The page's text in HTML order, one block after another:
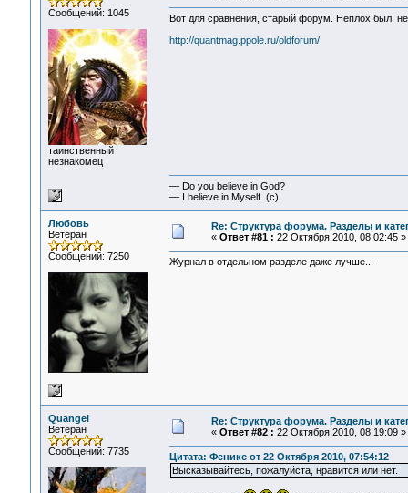
Сообщений: 1045
таинственный
незнакомец
Вот для сравнения, старый форум. Неплох был,
http://quantmag.ppole.ru/oldforum/
— Do you believe in God?
— I believe in Myself. (c)
Любовь
Ветеран
Сообщений: 7250
Re: Структура форума. Разделы и
« Ответ #81 : 22 Октября 2010, 08:02:45 »
Журнал в отдельном разделе даже лучше...
Quangel
Ветеран
Сообщений: 7735
Re: Структура форума. Разделы и
« Ответ #82 : 22 Октября 2010, 08:19:09 »
Цитата: Феникс от 22 Октября 2010, 07:54:12
Высказывайтесь, пожалуйста, нравится или нет.